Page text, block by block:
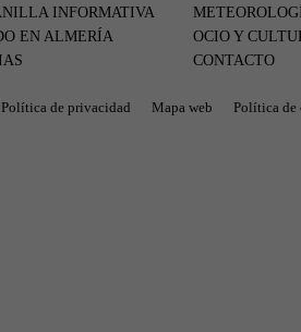
INFORMATIVA
EN ALMERÍA
OCIO Y
CONTACTO
Política de privacidad Mapa web Política de